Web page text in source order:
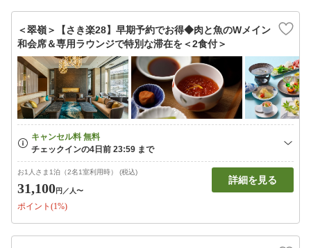
＜翠嶺＞【さき楽28】早期予約でお得◆肉と魚のWメイン
和会席＆専用ラウンジで特別な滞在を＜2食付＞
お1人さま1泊（2名1室利用時） (税込)
31,100円 ／人〜
ポイント(1%)
詳細を見る